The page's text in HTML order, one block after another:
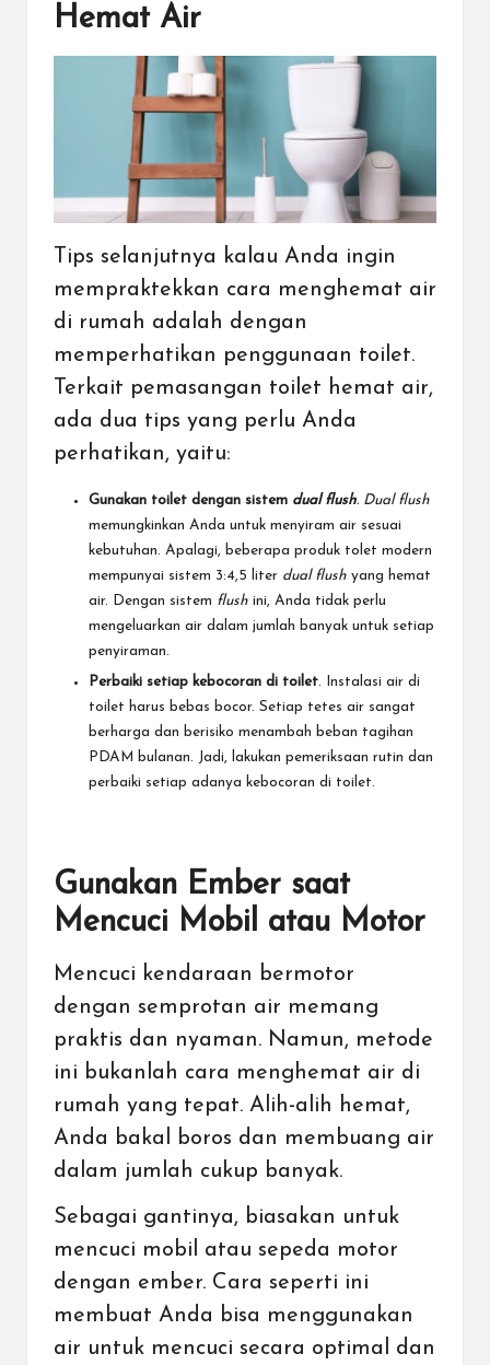
Hemat Air
Tips selanjutnya kalau Anda ingin
mempraktekkan cara menghemat air
di rumah adalah dengan
memperhatikan penggunaan toilet.
Terkait pemasangan toilet hemat air,
ada dua tips yang perlu Anda
perhatikan, yaitu:
Gunakan toilet dengan sistem dual flush. Dual flush
memungkinkan Anda untuk menyiram air sesuai
kebutuhan. Apalagi, beberapa produk tolet modern
mempunyai sistem 3:4,5 liter dual flush yang hemat
air. Dengan sistem flush ini, Anda tidak perlu
mengeluarkan air dalam jumlah banyak untuk setiap
penyiraman.
Perbaiki setiap kebocoran di toilet. Instalasi air di
toilet harus bebas bocor. Setiap tetes air sangat
berharga dan berisiko menambah beban tagihan
PDAM bulanan. Jadi, lakukan pemeriksaan rutin dan
perbaiki setiap adanya kebocoran di toilet.
Gunakan Ember saat
Mencuci Mobil atau Motor
Mencuci kendaraan bermotor
dengan semprotan air memang
praktis dan nyaman. Namun, metode
ini bukanlah cara menghemat air di
rumah yang tepat. Alih-alih hemat,
Anda bakal boros dan membuang air
dalam jumlah cukup banyak.
Sebagai gantinya, biasakan untuk
mencuci mobil atau sepeda motor
dengan ember. Cara seperti ini
membuat Anda bisa menggunakan
air untuk mencuci secara optimal dan